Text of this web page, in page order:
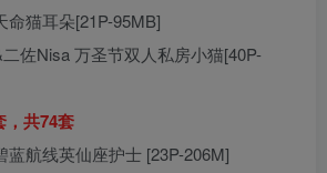
命猫耳朵[21P-95MB]
佐Nisa 万圣节双人私房小猫[40P-
，共74套
蓝航线英仙座护士 [23P-206M]